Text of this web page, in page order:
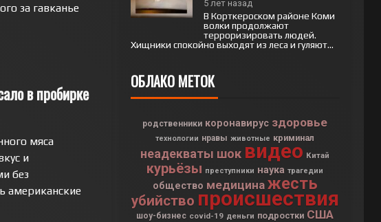
за гавканье
в пробирке
мяса
и
без
американские
5 лет назад
В Корткероском районе Коми
волки продолжают
терроризировать людей.
Хищники спокойно выходят из леса и гуляют...
ОБЛАКО МЕТОК
родственники коронавирус здоровье
технологии нравы животные криминал
неадекваты шок видео Китай
курьёзы преступники наука трагедии
общество медицина жесть
убийство происшествия
шоу-бизнес covid-19 деньги подростки США